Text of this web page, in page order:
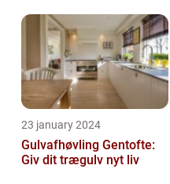
23 january 2024
Gulvafhøvling Gentofte:
Giv dit trægulv nyt liv